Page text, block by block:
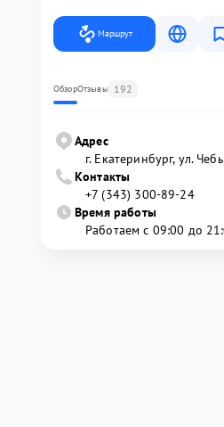
Маршрут
ОбзорОтзывы 192
Адрес
г. Екатеринбург, ул.
Контакты
+7 (343) 300-89-24
Время работы
Работаем с 09:00 до